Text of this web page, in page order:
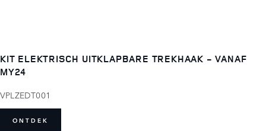
KIT ELEKTRISCH UITKLAPBARE TREKHAAK - VANAF
MY24
VPLZEDT001
ONTDEK